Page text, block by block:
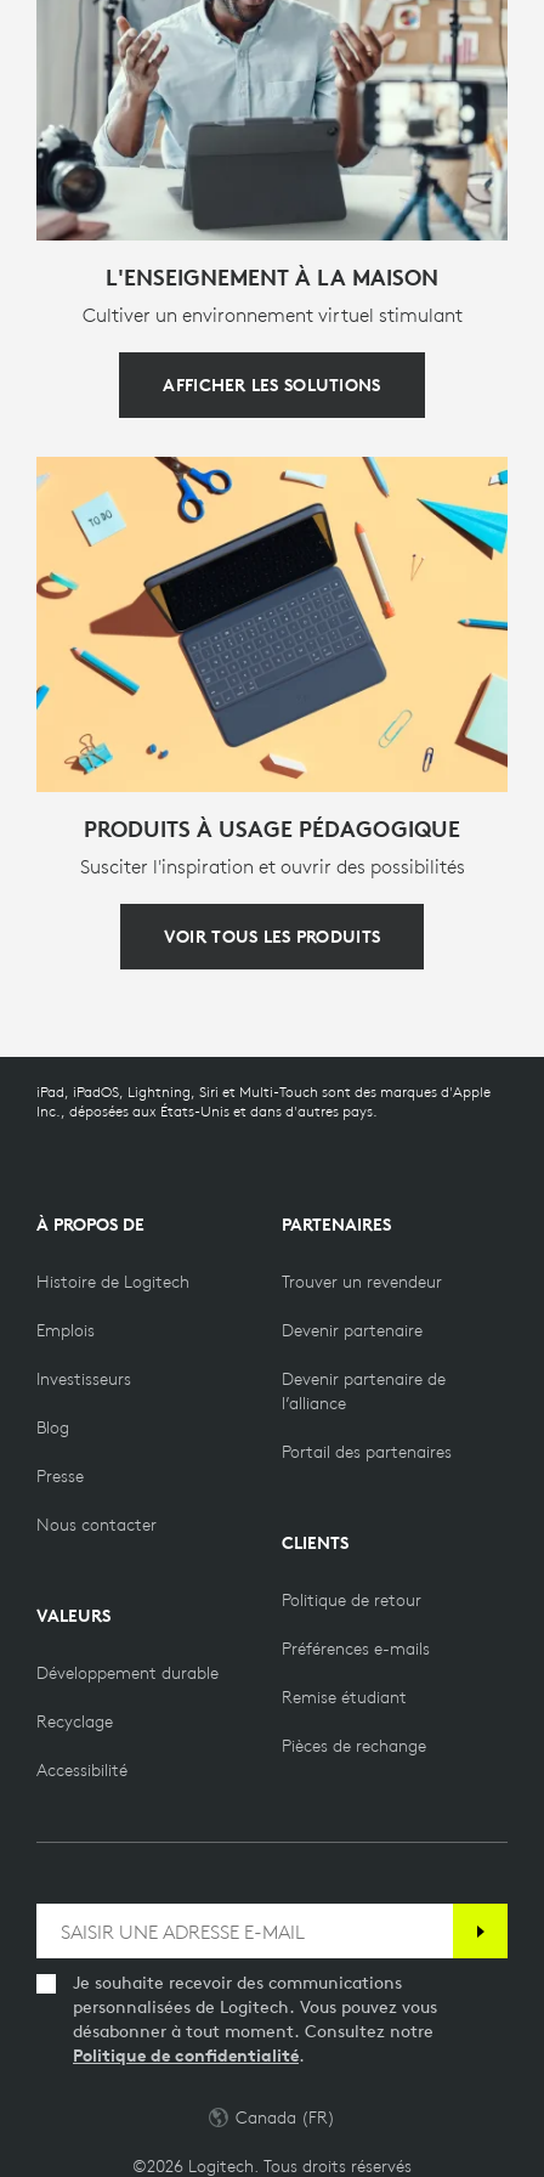
CONTENU DU COFFRET
Étui pour clavier
Documentation utilisateur
INFORMATIONS SUR LA GARANTIE
920-010341
L'ENSEIGNEMENT À LA MAISON
Cultiver un environnement virtuel stimulant
AFFICHER LES SOLUTIONS
PRODUITS À USAGE PÉDAGOGIQUE
Susciter l'inspiration et ouvrir des possibilités
VOIR TOUS LES PRODUITS
iPad, iPadOS, Lightning, Siri et Multi-Touch sont des marques d'Apple
Inc., déposées aux États-Unis et dans d'autres pays.
À PROPOS DE
Histoire de Logitech
Emplois
Investisseurs
Blog
Presse
Nous contacter
VALEURS
Développement durable
Recyclage
Accessibilité
PARTENAIRES
Trouver un revendeur
Devenir partenaire
Devenir partenaire de
l’alliance
Portail des partenaires
CLIENTS
Politique de retour
Préférences e-mails
Remise étudiant
Pièces de rechange
Je souhaite recevoir des communications
personnalisées de Logitech. Vous pouvez vous
désabonner à tout moment. Consultez notre
Politique de confidentialité.
©2026 Logitech. Tous droits réservés
Canada (FR)